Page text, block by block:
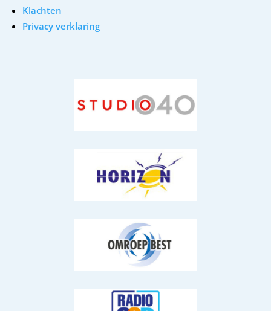
Klachten
Privacy verklaring